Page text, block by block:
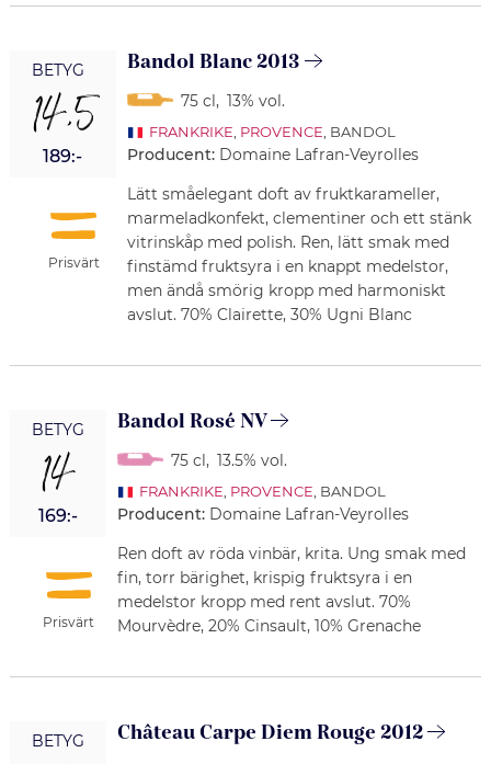
BETYG
14,5
189:-
Prisvärt
Bandol Blanc 2013
75 cl, 13% vol.
FRANKRIKE PROVENCE , BANDOL
Producent: Domaine Lafran-Veyrolles
Lätt småelegant doft av fruktkarameller,
marmeladkonfekt, clementiner och ett stänk
vitrinskåp med polish. Ren, lätt smak med
finstämd fruktsyra i en knappt medelstor,
men ändå smörig kropp med harmoniskt
avslut. 70% Clairette, 30% Ugni Blanc
BETYG
14
169:-
Prisvärt
Bandol Rosé NV
75 cl, 13.5% vol.
FRANKRIKE PROVENCE , BANDOL
Producent: Domaine Lafran-Veyrolles
Ren doft av röda vinbär, krita. Ung smak med
fin, torr bärighet, krispig fruktsyra i en
medelstor kropp med rent avslut. 70%
Mourvèdre, 20% Cinsault, 10% Grenache
BETYG Château Carpe Diem Rouge 2012